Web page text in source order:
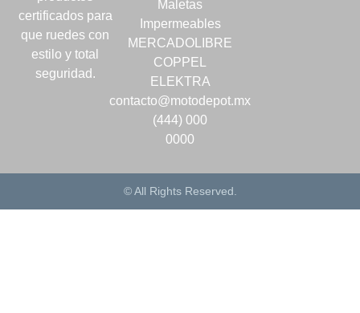
certificados para
que ruedes con
estilo y total
seguridad.
Maletas
Impermeables
MERCADOLIBRE
COPPEL
ELEKTRA
contacto@motodepot.mx
(444) 000
0000
© All Rights Reserved.